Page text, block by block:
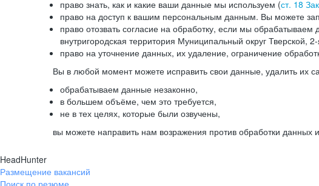
право знать, как и какие ваши данные мы используем (ст. 18
право на доступ к вашим персональным данным. Вы можете
право отозвать согласие на обработку, если мы обрабатываем
внутригородская территория Муниципальный округ
право на уточнение данных, их удаление, ограничение
Вы в любой момент можете исправить свои данные, удалить их
обрабатываем данные незаконно,
в большем объёме, чем это требуется,
не в тех целях, которые были озвучены,
вы можете направить нам возражения против обработки данных
HeadHunter
Размещение вакансий
Поиск по резюме